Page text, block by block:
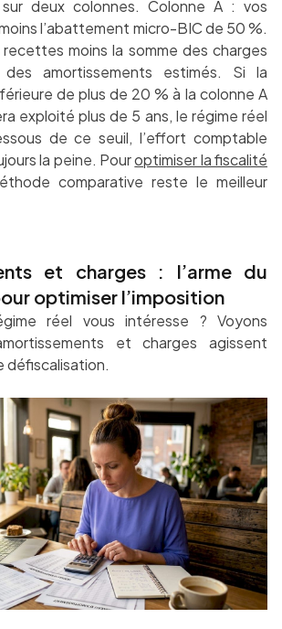
deux colonnes. Colonne A : vos
l’abattement micro-BIC de 50 %.
moins la somme des charges
amortissements estimés. Si la
de plus de 20 % à la colonne A
exploité plus de 5 ans, le régime réel
de ce seuil, l’effort comptable
la peine. Pouroptimiser la fiscalité
comparative reste le meilleur
et charges : l’arme du
optimiser l’imposition
réel vous intéresse ? Voyons
et charges agissent
défiscalisation.